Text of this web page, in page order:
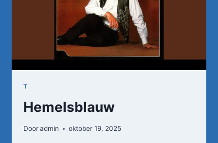
T
Hemelsblauw
Dooradmin oktober 19, 2025